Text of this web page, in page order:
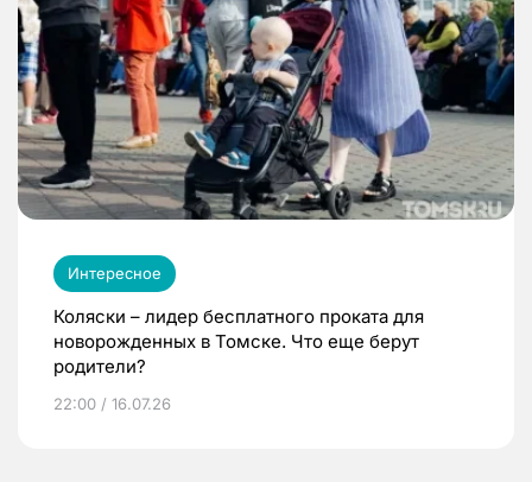
Интересное
Коляски – лидер бесплатного проката для
новорожденных в Томске. Что еще берут
родители?
22:00 / 16.07.26